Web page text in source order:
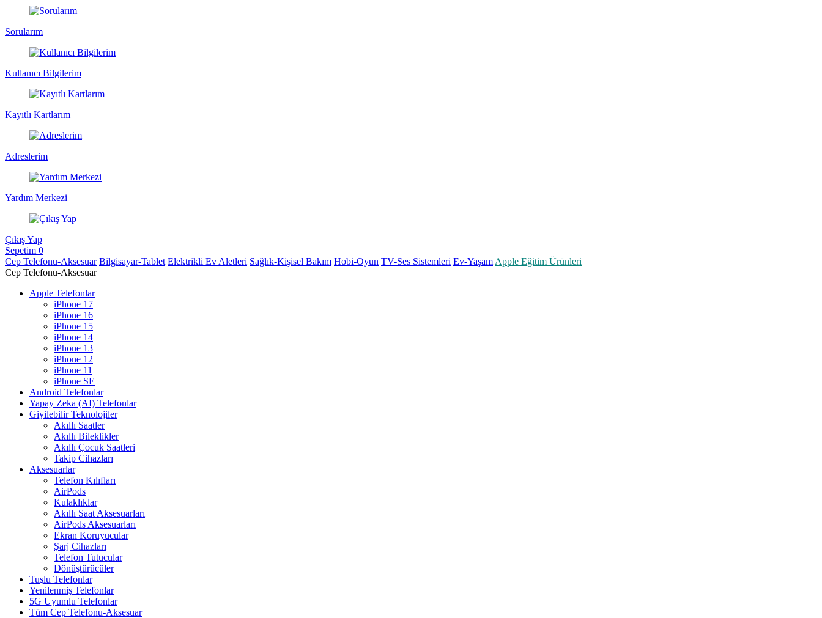
Sorularım
Kullanıcı Bilgilerim
Kayıtlı Kartlarım
Adreslerim
Yardım Merkezi
Çıkış Yap
Sepetim 0
Cep Telefonu-Aksesuar Bilgisayar-Tablet Elektrikli Ev Aletleri Sağlık-Kişisel Bakım Hobi-Oyun TV-Ses Sistemleri Ev-Yaşam Apple Eğitim Ürünleri
Cep Telefonu-Aksesuar
Apple Telefonlar
iPhone 17
iPhone 16
iPhone 15
iPhone 14
iPhone 13
iPhone 12
iPhone 11
iPhone SE
Android Telefonlar
Yapay Zeka (AI) Telefonlar
Giyilebilir Teknolojiler
Akıllı Saatler
Akıllı Bileklikler
Akıllı Çocuk Saatleri
Takip Cihazları
Aksesuarlar
Telefon Kılıfları
AirPods
Kulaklıklar
Akıllı Saat Aksesuarları
AirPods Aksesuarları
Ekran Koruyucular
Şarj Cihazları
Telefon Tutucular
Dönüştürücüler
Tuşlu Telefonlar
Yenilenmiş Telefonlar
5G Uyumlu Telefonlar
Tüm Cep Telefonu-Aksesuar